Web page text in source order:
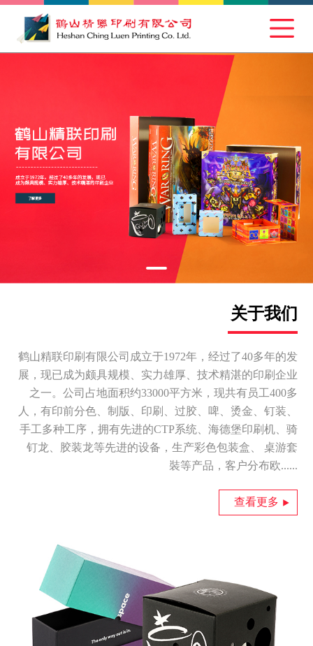
关于我们
鹤山精联印刷有限公司成立于1972年，经过了40多年的发
展，现已成为颇具规模、实力雄厚、技术精湛的印刷企业
之一。公司占地面积约33000平方米，现共有员工400多
人，有印前分色、制版、印刷、过胶、啤、烫金、钉装、
手工多种工序，拥有先进的CTP系统、海德堡印刷机、骑
钉龙、胶装龙等先进的设备，生产彩色包装盒、 桌游套
裝等产品，客户分布欧......
查看更多